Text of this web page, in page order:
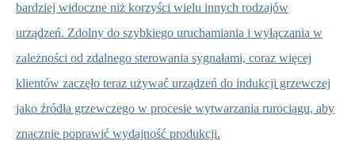
bardziej widoczne niż korzyści wielu innych rodzajów
urządzeń. Zdolny do szybkiego uruchamiania i wyłączania w
zależności od zdalnego sterowania sygnałami, coraz więcej
klientów zaczęło teraz używać urządzeń do indukcji grzewczej
jako źródła grzewczego w procesie wytwarzania rurociągu, aby
znacznie poprawić wydajność produkcji.